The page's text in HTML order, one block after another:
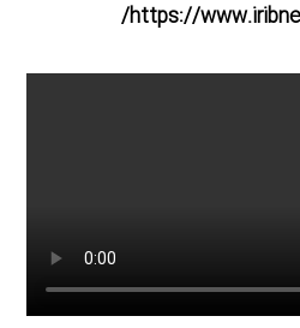
https://